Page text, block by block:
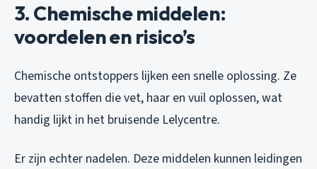
3. Chemische middelen:
voordelen en risico’s
Chemische ontstoppers lijken een snelle oplossing. Ze
bevatten stoffen die vet, haar en vuil oplossen, wat
handig lijkt in het bruisende Lelycentre.
Er zijn echter nadelen. Deze middelen kunnen leidingen